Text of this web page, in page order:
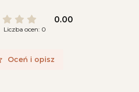
0.00
Liczba ocen: 0
Oceń i opisz